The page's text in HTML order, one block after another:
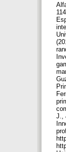
J.,